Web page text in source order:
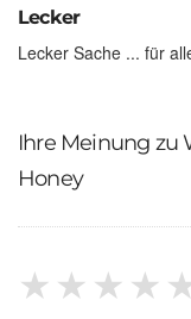
Lecker
Lecker Sache ... für
Ihre Meinung zu
Honey
★★★★